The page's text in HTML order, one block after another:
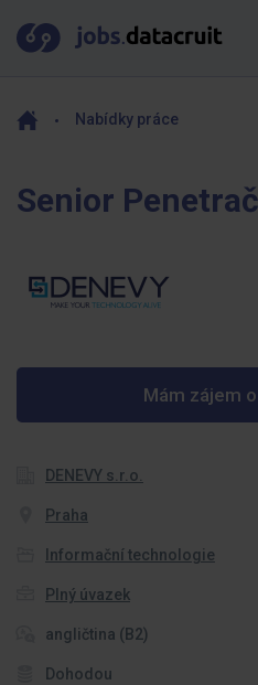
Nabídky práce
Senior
Mám zájem
DENEVY s.r.o.
Praha
Informační technologie
Plný úvazek
angličtina (B2)
Dohodou